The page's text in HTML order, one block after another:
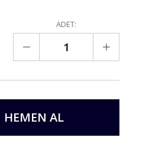
ADET:
HEMEN AL